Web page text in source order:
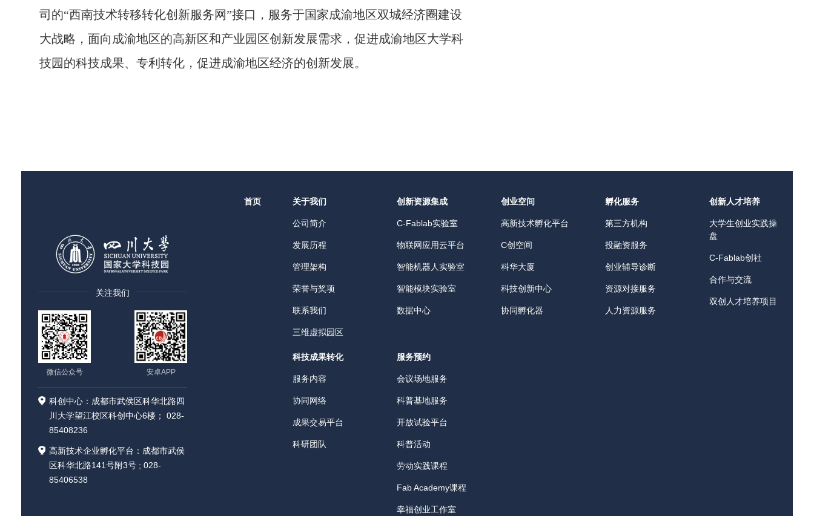
司的“西南技术转移转化创新服务网”接口，服务于国家成渝地区双城经济圈建设
大战略，面向成渝地区的高新区和产业园区创新发展需求，促进成渝地区大学科
技园的科技成果、专利转化，促进成渝地区经济的创新发展。
关注我们
微信公众号 安卓APP
科创中心：成都市武侯区科华北路四
川大学望江校区科创中心6楼； 028-
85408236
高新技术企业孵化平台：成都市武侯
区科华北路141号附3号 ; 028-
85406538
首页 关于我们
公司简介
发展历程
管理架构
荣誉与奖项
联系我们
三维虚拟园区
创新资源集成
C-Fablab实验室
物联网应用云平台
智能机器人实验室
智能模块实验室
数据中心
创业空间
高新技术孵化平台
C创空间
科华大厦
科技创新中心
协同孵化器
孵化服务
第三方机构
投融资服务
创业辅导诊断
资源对接服务
人力资源服务
创新人才培养
大学生创业实践操
盘
C-Fablab创社
合作与交流
双创人才培养项目
科技成果转化
服务内容
协同网络
成果交易平台
科研团队
服务预约
会议场地服务
科普基地服务
开放试验平台
科普活动
劳动实践课程
Fab Academy课程
幸福创业工作室